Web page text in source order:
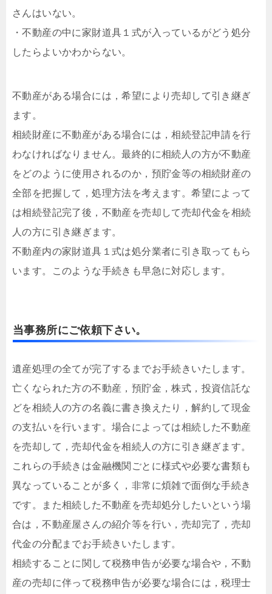
さんはいない。
・不動産の中に家財道具１式が入っているがどう処分
したらよいかわからない。
不動産がある場合には，希望により売却して引き継ぎ
ます。
相続財産に不動産がある場合には，相続登記申請を行
わなければなりません。最終的に相続人の方が不動産
をどのように使用されるのか，預貯金等の相続財産の
全部を把握して，処理方法を考えます。希望によって
は相続登記完了後，不動産を売却して売却代金を相続
人の方に引き継ぎます。
不動産内の家財道具１式は処分業者に引き取ってもら
います。このような手続きも早急に対応します。
当事務所にご依頼下さい。
遺産処理の全てが完了するまでお手続きいたします。
亡くなられた方の不動産，預貯金，株式，投資信託な
どを相続人の方の名義に書き換えたり，解約して現金
の支払いを行います。場合によっては相続した不動産
を売却して，売却代金を相続人の方に引き継ぎます。
これらの手続きは金融機関ごとに様式や必要な書類も
異なっていることが多く，非常に煩雑で面倒な手続き
です。また相続した不動産を売却処分したいという場
合は，不動産屋さんの紹介等を行い，売却完了，売却
代金の分配までお手続きいたします。
相続することに関して税務申告が必要な場合や，不動
産の売却に伴って税務申告が必要な場合には，税理士